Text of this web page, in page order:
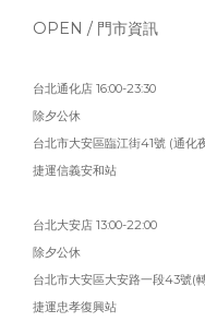
OPEN / 門市資訊
台北通化店 16:00-23:30
除夕公休
台北市大安區臨江街41號 (通化
捷運信義安和站
台北大安店 13:00-22:00
除夕公休
台北市大安區大安路一段43號(
捷運忠孝復興站